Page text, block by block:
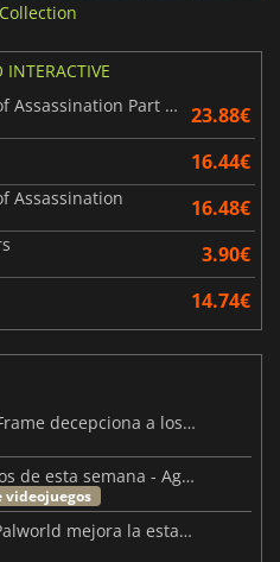
HITMAN World of Assassination Part One
23.88€
16.44€
Assassination 16.48€
3.90€
14.74€
El precio filtrado de Steam Frame decepciona a los usuarios
Lanzamientos de videojuegos de esta semana - Agosto de 2026 (semana 32)
videojuegos
La última actualización de Palworld mejora la estabilidad